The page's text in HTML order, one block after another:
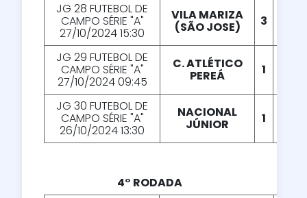
JG 28 FUTEBOL DE
CAMPO SÉRIE "A"
27/10/2024 15:30
VILA MARIZA
(SÃO JOSE) 3
JG 29 FUTEBOL DE
CAMPO SÉRIE "A"
27/10/2024 09:45
C. ATLÉTICO
PEREÁ 1
JG 30 FUTEBOL DE
CAMPO SÉRIE "A"
26/10/2024 13:30
NACIONAL
JÚNIOR 1
4° RODADA